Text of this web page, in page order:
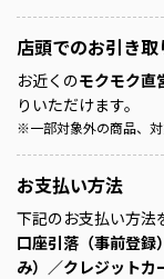
店頭でのお引き取
お近くのモクモク直
りいただけます。
※一部対象外の商品、
お支払い方法
下記のお支払い方法
口座引落（事前登録
み）／クレジットカ